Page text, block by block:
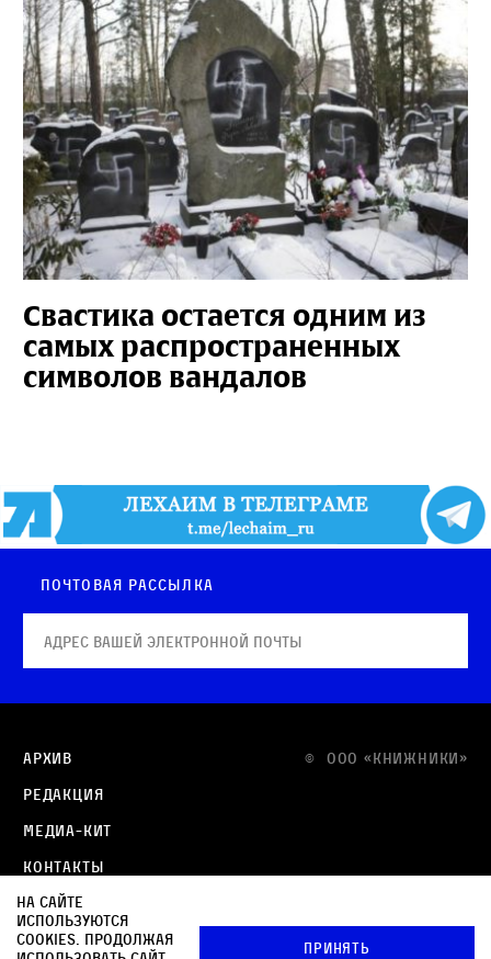
Свастика остается одним из
самых распространенных
символов вандалов
Почтовая рассылка
© OOO «КНИЖНИКИ»
Архив
Редакция
Медиа-кит
Контакты
Политика в отношении обработки персональных
данных
На сайте
используются
cookies. Продолжая
Принять